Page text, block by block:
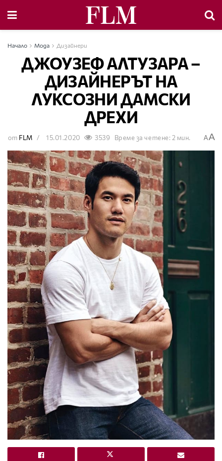
Начало Мода Дизайнери
ДЖОУЗЕФ АЛТУЗАРА –
ДИЗАЙНЕРЪТ НА
ЛУКСОЗНИ ДАМСКИ
ДРЕХИ
от FLM 15.01.2020 3539 Време за четене: 2 мин. AA